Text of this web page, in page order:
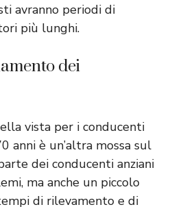
avranno periodi di
più lunghi.
dei
vista per i conducenti
anni è un’altra mossa sul
dei conducenti anziani
ma anche un piccolo
di rilevamento e di